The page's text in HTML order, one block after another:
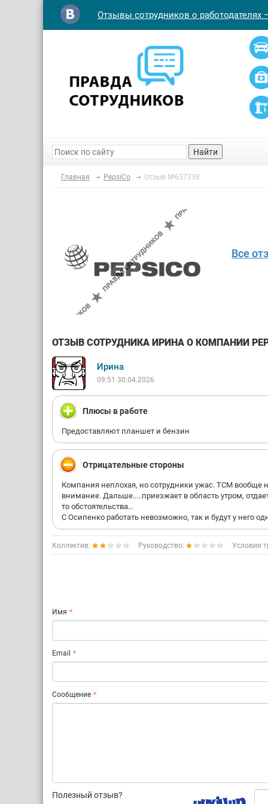
Отзывы сотрудников о
Найти
Главная PepsiCo Отзыв №657338
Все
ОТЗЫВ СОТРУДНИКА ИРИНА О КОМПАНИИ
Ирина
09:51 30.04.2026
Плюсы в работе
Предоставляют планшет и бензин
Отрицательные стороны
Компания неплохая, но сотрудники ужас. ТСМ вообще
внимание. Дальше.....приезжает в область утром,
то обстоятельства...
С Осипенко работать невозможно, так и будут у него
Коллектив: Руководство: Условия
Имя
Email
Сообщение
Полезный отзыв?